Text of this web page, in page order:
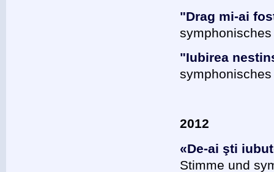
"Drag mi-ai
"Iubirea
2012
«De-ai şti
Stimme und